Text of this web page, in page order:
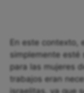
En este
simplemente esté
para las mujeres
trabajos eran